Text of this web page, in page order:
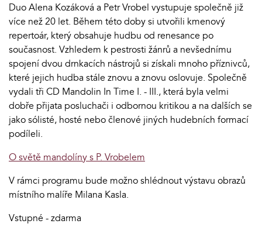
Duo Alena Kozáková a Petr Vrobel vystupuje společně již
více než 20 let. Během této doby si utvořili kmenový
repertoár, který obsahuje hudbu od renesance po
současnost. Vzhledem k pestrosti žánrů a nevšednímu
spojení dvou drnkacích nástrojů si získali mnoho příznivců,
které jejich hudba stále znovu a znovu oslovuje. Společně
vydali tři CD Mandolin In Time I. - III., která byla velmi
dobře přijata posluchači i odbornou kritikou a na dalších se
jako sólisté, hosté nebo členové jiných hudebních formací
podíleli.
O světě mandolíny s P. Vrobelem
V rámci programu bude možno shlédnout výstavu obrazů
místního malíře Milana Kasla.
Vstupné - zdarma